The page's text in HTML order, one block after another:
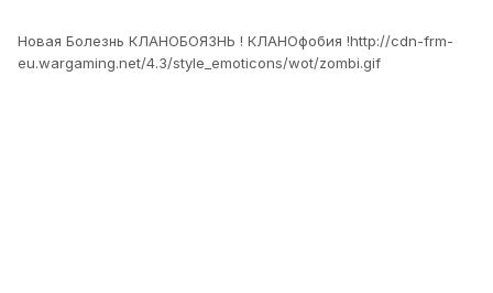
Новая Болезнь КЛАНОБОЯЗНЬ ! КЛАНОфобия !http://cdn-frm-
eu.wargaming.net/4.3/style_emoticons/wot/zombi.gif